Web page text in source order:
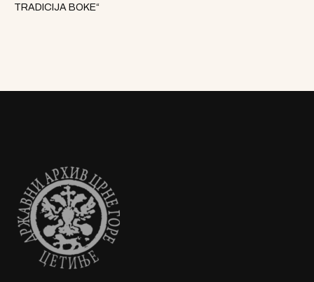
TRADICIJA BOKE“